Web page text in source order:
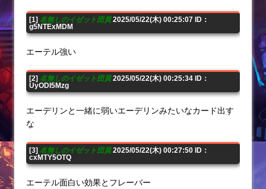
[1] 名無しのイゼット団員2025/05/22(木) 00:25:07 ID：
g5NTExMDM
エーテル強い
[2] 名無しのイゼット団員2025/05/22(木) 00:25:34 ID：
UyODI5Mzg
エーデリンと一緒に弱いエーデリンみたいなカード出す
な
[3] 名無しのイゼット団員2025/05/22(木) 00:27:50 ID：
cxMTY5OTQ
エーテル面白い効果とフレーバー